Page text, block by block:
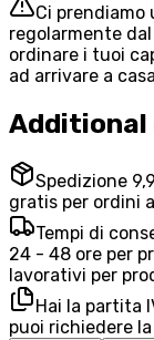
Ci prendiamo
regolarmente
ordinare i tuoi
ad arrivare a
Additional
Spedizione
gratis per ordini
Tempi di
24 - 48 ore per
lavorativi per
Hai la partita
puoi richiedere